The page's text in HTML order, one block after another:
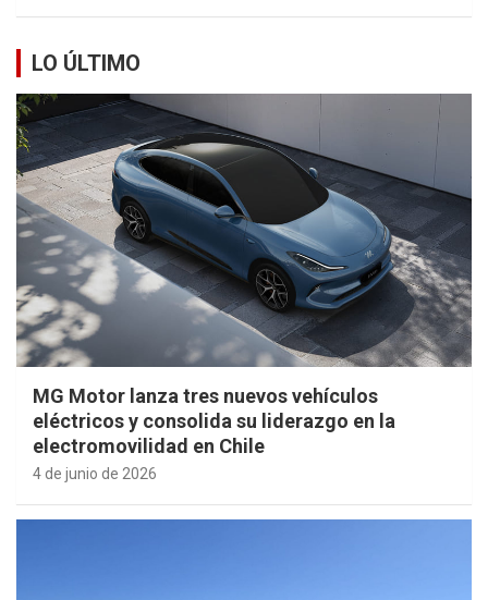
LO ÚLTIMO
MG Motor lanza tres nuevos vehículos
eléctricos y consolida su liderazgo en la
electromovilidad en Chile
4 de junio de 2026